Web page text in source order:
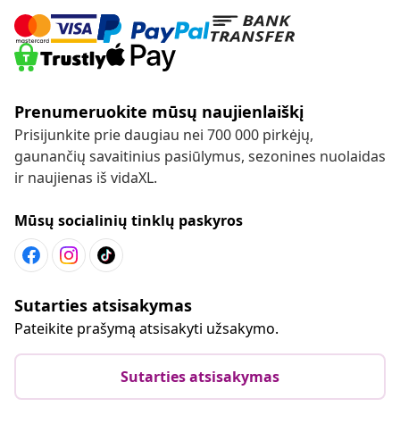
Prenumeruokite mūsų naujienlaiškį
Prisijunkite prie daugiau nei 700 000 pirkėjų,
gaunančių savaitinius pasiūlymus, sezonines nuolaidas
ir naujienas iš vidaXL.
Mūsų socialinių tinklų paskyros
Sutarties atsisakymas
Pateikite prašymą atsisakyti užsakymo.
Sutarties atsisakymas